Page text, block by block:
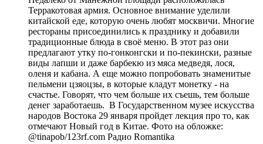
Терракотовая армия. Основное внимание уделили
китайской еде, которую очень любят москвичи. Многие
рестораны присоединились к празднику и добавили
традиционные блюда в своё меню. В этот раз они
предлагают утку по-гонконгски и по-пекински, разные
виды лапши и даже барбекю из мяса медведя, лося,
оленя и кабана. А еще можно попробовать знаменитые
пельмени цзяоцзы, в которые кладут монетку - на
счастье. Говорят, что чем больше их съешь, тем больше
денег заработаешь. В Государственном музее искусства
народов Востока 29 января пройдет лекция про то, как
отмечают Новый год в Китае. Фото на обложке:
@tinapob/123rf.com Радио Romantika